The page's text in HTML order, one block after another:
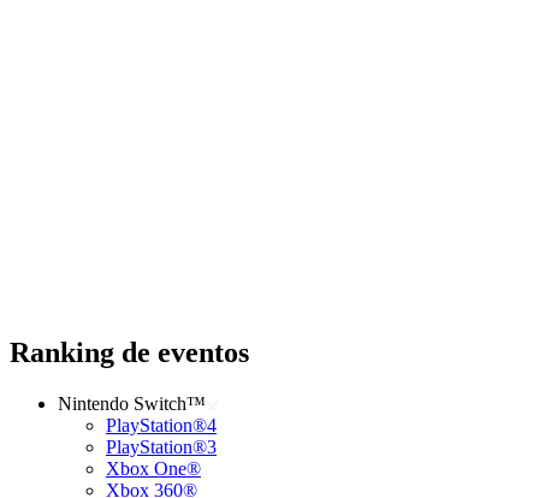
Ranking de eventos
Nintendo Switch™
PlayStation®4
PlayStation®3
Xbox One®
Xbox 360®